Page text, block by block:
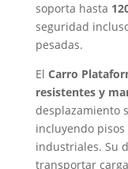
soporta hasta
seguridad
pesadas.
El Carro
resistentes y
desplazamiento
incluyendo
industriales. Su
transportar